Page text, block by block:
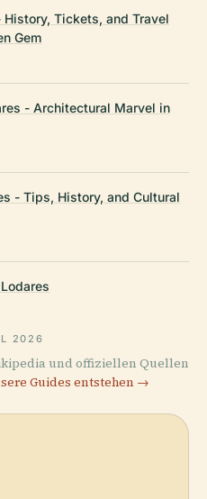
Tickets, and Travel
Gem
- Architectural Marvel in
- Tips, History, and Cultural
2026
und offiziellen Quellen
Guides entstehen →